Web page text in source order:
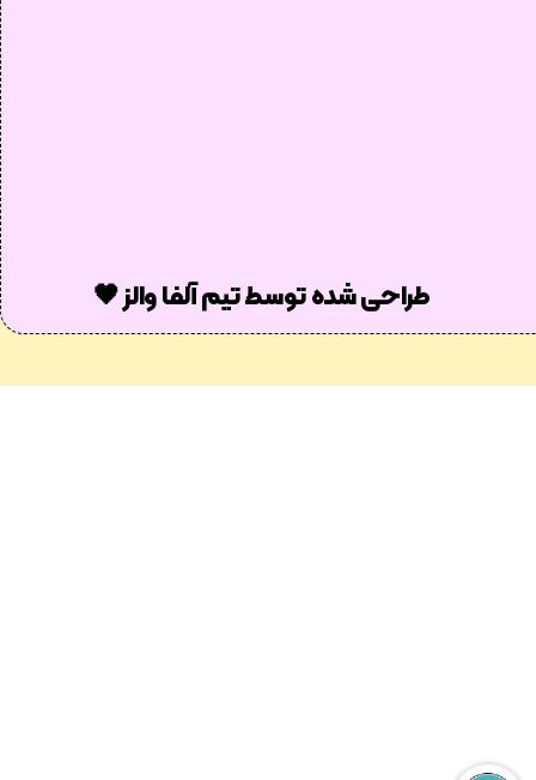
طراحی شده توسط تیم آلفا والز 🖤